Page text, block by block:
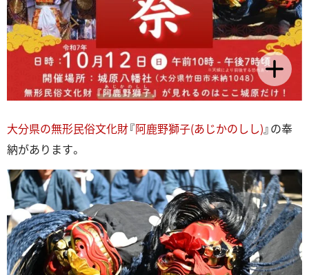
大分県の無形民俗文化財『阿鹿野獅子(あじかのしし)』の奉
納があります。